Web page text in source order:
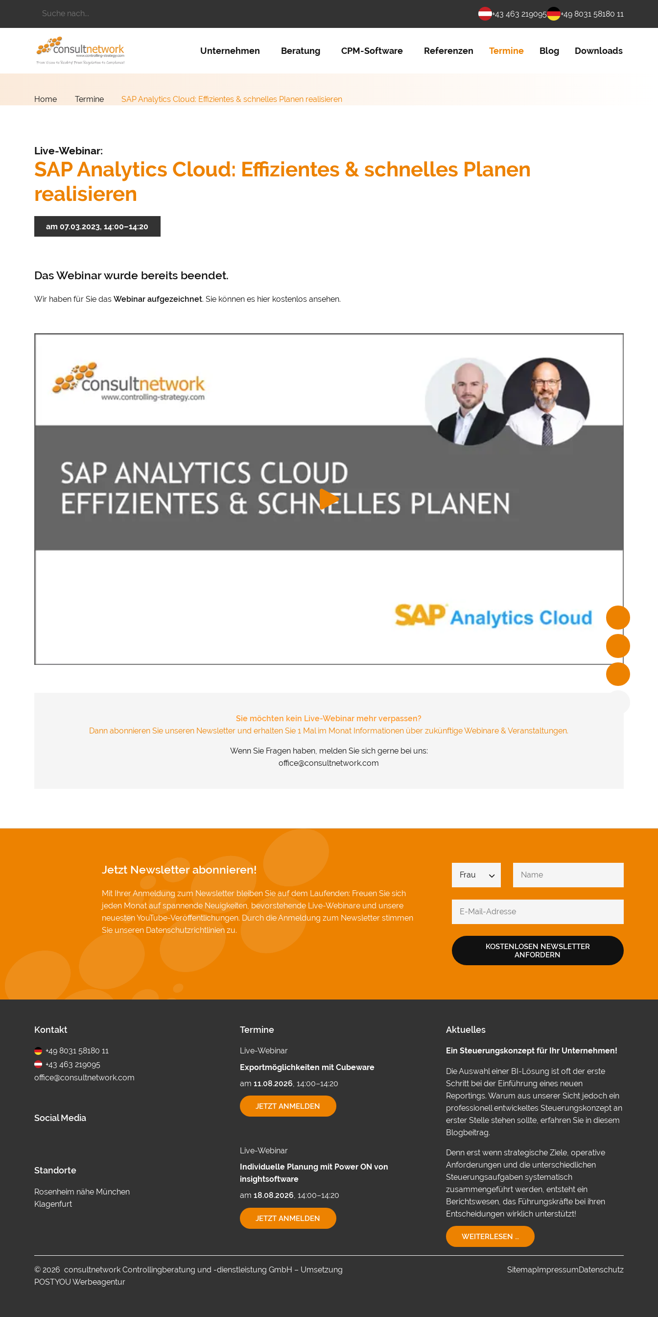
+43 463 219095 +49 8031 58180 11
Unternehmen Beratung CPM-Software Referenzen Termine Blog Downloads
Home Termine SAP Analytics Cloud: Effizientes & schnelles Planen realisieren
Live-Webinar:
SAP Analytics Cloud: Effizientes & schnelles Planen
realisieren
am 07.03.2023, 14:00–14:20
Das Webinar wurde bereits beendet.
Wir haben für Sie das Webinar aufgezeichnet. Sie können es hier kostenlos ansehen.
Sie möchten kein Live-Webinar mehr verpassen?
Dann abonnieren Sie unseren Newsletter und erhalten Sie 1 Mal im Monat Informationen über zukünftige Webinare & Veranstaltungen.
Wenn Sie Fragen haben, melden Sie sich gerne bei uns:
office@consultnetwork.com
Jetzt Newsletter abonnieren!
Mit Ihrer Anmeldung zum Newsletter bleiben Sie auf dem Laufenden: Freuen Sie sich
jeden Monat auf spannende Neuigkeiten, bevorstehende Live-Webinare und unsere
neuesten YouTube-Veröffentlichungen. Durch die Anmeldung zum Newsletter stimmen
Sie unseren Datenschutzrichtlinienzu.
KOSTENLOSEN NEWSLETTER
ANFORDERN
Fußbereich
Kontakt
+49 8031 58180 11
+43 463 219095
office@consultnetwork.com
Social Media
Standorte
Rosenheim nähe München
Klagenfurt
Termine
Live-Webinar
Exportmöglichkeiten mit Cubeware
am11.08.2026 , 14:00–14:20
JETZT ANMELDEN EXPORTMÖGLICHKEITEN
MIT
Live-Webinar
Individuelle Planung mit Power ON von
insightsoftware
am18.08.2026, 14:00–14:20
JETZT ANMELDEN INDIVIDUELLE
PLANUNG
INSIGHTSOFTWARE
Aktuelles
Ein Steuerungskonzept für Ihr Unternehmen!
Die Auswahl einer BI-Lösung ist oft der erste
Schritt bei der Einführung eines neuen
Reportings. Warum aus unserer Sicht jedoch ein
professionell entwickeltes Steuerungskonzept an
erster Stelle stehen sollte, erfahren Sie in diesem
Blogbeitrag.
Denn erst wenn strategische Ziele, operative
Anforderungen und die unterschiedlichen
Steuerungsaufgaben systematisch
zusammengeführt werden, entsteht ein
Berichtswesen, das Führungskräfte bei ihren
Entscheidungen wirklich unterstützt!
WEITERLESEN …
STEUERUNGSKONZEPT
UNTERNEHMEN!
© 2026 consultnetwork Controllingberatung und -dienstleistung GmbH – Umsetzung
POSTYOU Werbeagentur
SitemapImpressumDatenschutz
übertragen und Cookies gesetzt. Über Ihre Zustimmung würden wir uns freuen.
EINSTELLUNGEN